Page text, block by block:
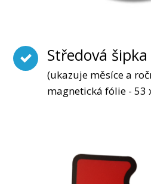
Středová šipka
(ukazuje měsíce a
magnetická fólie - 53